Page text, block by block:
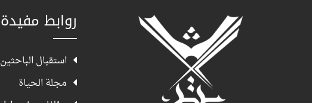
روابط مفيدة
استقبال الباحثين
مجلة الحياة